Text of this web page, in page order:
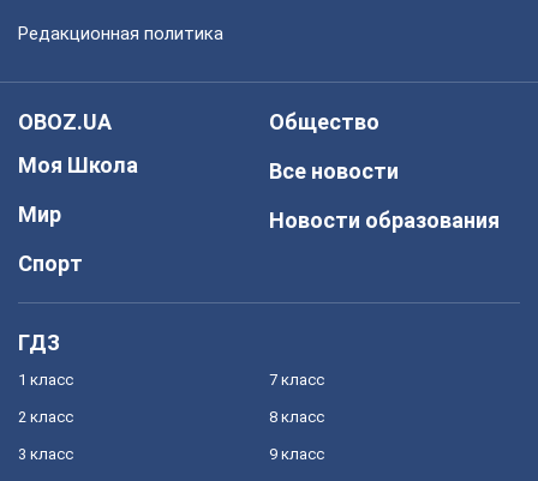
Редакционная политика
OBOZ.UA
Моя Школа
Мир
Спорт
Общество
Все новости
Новости образования
ГДЗ
1 класс
2 класс
3 класс
7 класс
8 класс
9 класс